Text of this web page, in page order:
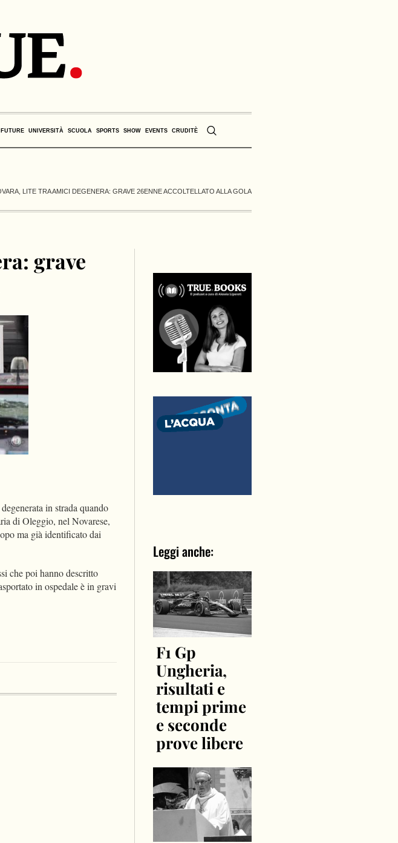
FUTURE UNIVERSITÀ SCUOLA SPORTS SHOW EVENTS CRUDITÈ
LITE TRA AMICI DEGENERA: GRAVE 26ENNE ACCOLTELLATO ALLA GOLA
grave
in strada quando
di Oleggio, nel Novarese,
ma già identificato dai
che poi hanno descritto
in ospedale è in gravi
Leggi anche:
F1 Gp
Ungheria,
risultati e
tempi prime
e seconde
prove libere